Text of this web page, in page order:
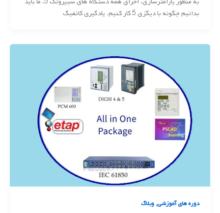
بدانیم چگونه با دیگزی 5 کار کنیم. یادگیری کانفیگ
دوره های آموزشی, وبلاگ